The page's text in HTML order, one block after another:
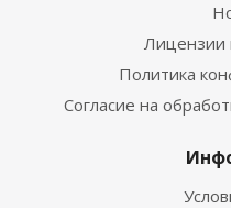
Лицензии
Политика
Согласие на